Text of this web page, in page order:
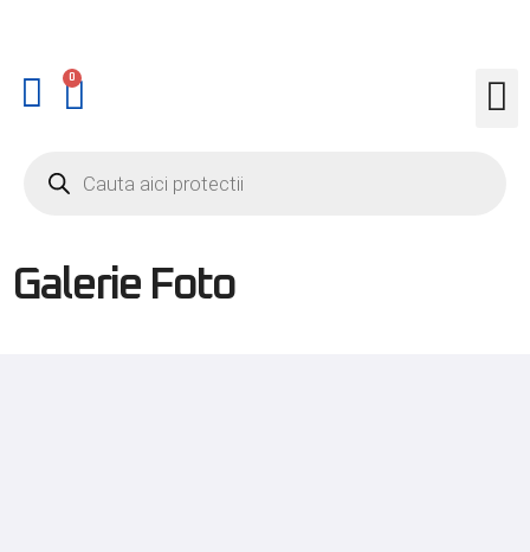
0
Galerie Foto